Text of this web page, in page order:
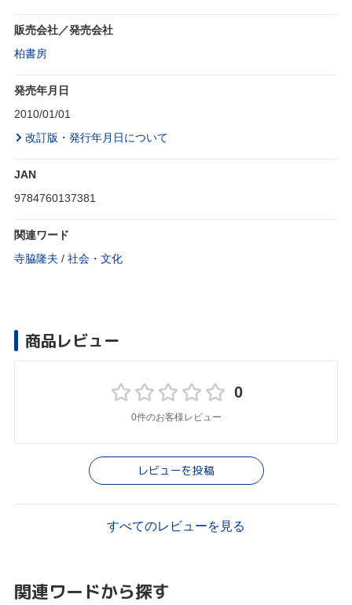
販売会社／発売会社
柏書房
発売年月日
2010/01/01
改訂版・発行年月日について
JAN
9784760137381
関連ワード
寺脇隆夫 / 社会・文化
商品レビュー
0
0件のお客様レビュー
レビューを投稿
すべてのレビューを見る
関連ワードから探す